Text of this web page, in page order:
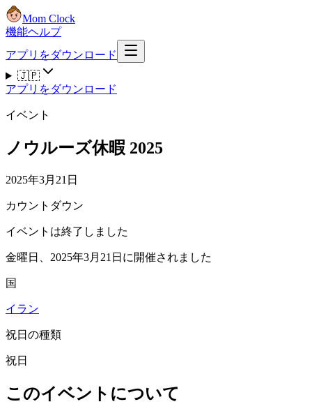
Mom Clock
機能ヘルプ
アプリをダウンロード
🇯🇵
アプリをダウンロード
イベント
ノウルーズ休暇 2025
2025年3月21日
カウントダウン
イベントは終了しました
金曜日、2025年3月21日に開催されました
国
イラン
祝日の種類
祝日
このイベントについて